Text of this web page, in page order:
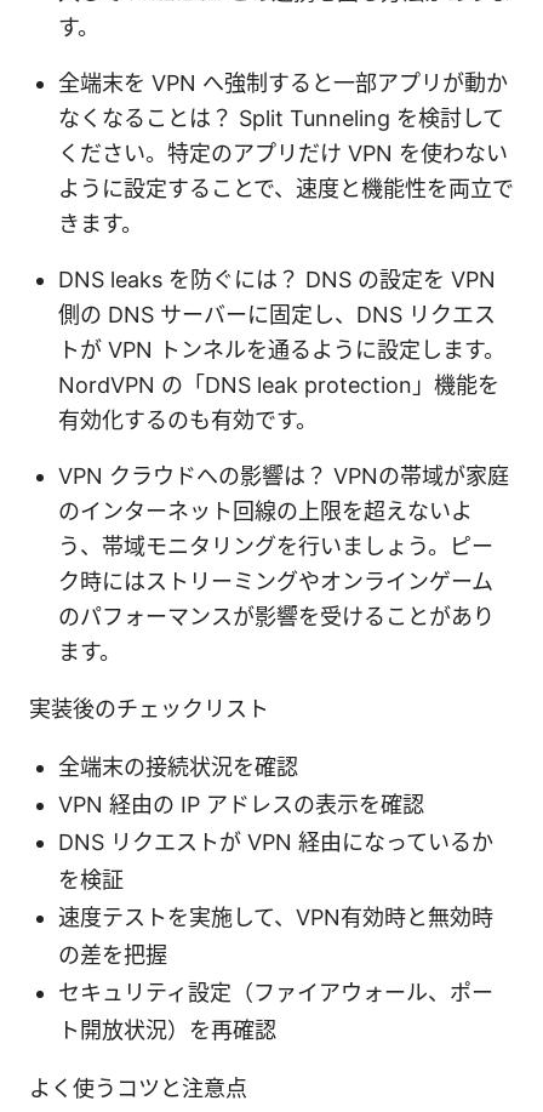
す。
全端末を VPN へ強制すると一部アプリが動か
なくなることは？ Split Tunneling を検討して
ください。特定のアプリだけ VPN を使わない
ように設定することで、速度と機能性を両立で
きます。
DNS leaks を防ぐには？ DNS の設定を VPN
側の DNS サーバーに固定し、DNS リクエス
トが VPN トンネルを通るように設定します。
NordVPN の「DNS leak protection」機能を
有効化するのも有効です。
VPN クラウドへの影響は？ VPNの帯域が家庭
のインターネット回線の上限を超えないよ
う、帯域モニタリングを行いましょう。ピー
ク時にはストリーミングやオンラインゲーム
のパフォーマンスが影響を受けることがあり
ます。
実装後のチェックリスト
全端末の接続状況を確認
VPN 経由の IP アドレスの表示を確認
DNS リクエストが VPN 経由になっているか
を検証
速度テストを実施して、VPN有効時と無効時
の差を把握
セキュリティ設定（ファイアウォール、ポー
ト開放状況）を再確認
よく使うコツと注意点